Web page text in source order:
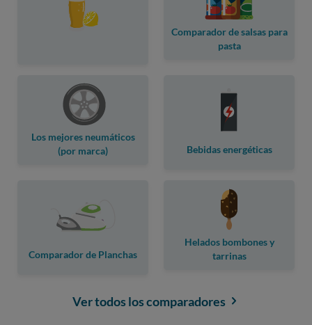
Comparador de salsas para
pasta
Los mejores neumáticos
(por marca)
Bebidas energéticas
Comparador de Planchas
Helados bombones y
tarrinas
Ver todos los comparadores